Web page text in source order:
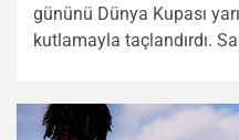
gününü Dünya Kupası
kutlamayla taçlandırdı.